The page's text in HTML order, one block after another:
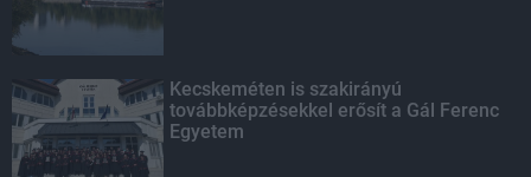
Kecskeméten is szakirányú
továbbképzésekkel erősít a Gál Ferenc
Egyetem